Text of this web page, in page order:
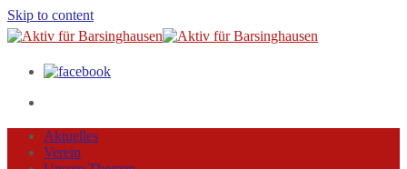
Skip to content
Aktuelles
Verein